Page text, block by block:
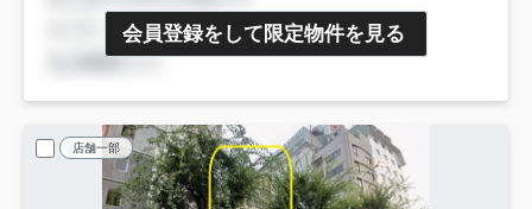
会員登録をして限定物件を見る
店舗一部